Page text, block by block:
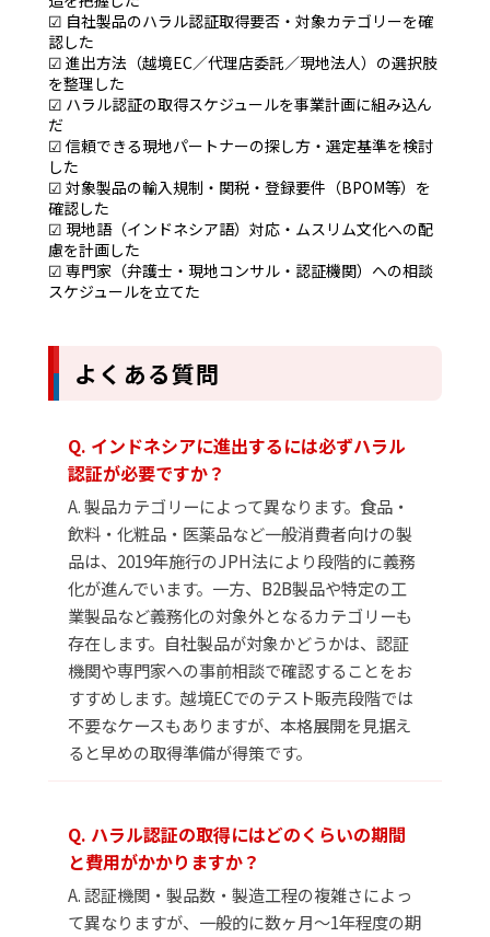
☑ 自社製品のハラル認証取得要否・対象カテゴリーを確
認した
☑ 進出方法（越境EC／代理店委託／現地法人）の選択肢
を整理した
☑ ハラル認証の取得スケジュールを事業計画に組み込ん
だ
☑ 信頼できる現地パートナーの探し方・選定基準を検討
した
☑ 対象製品の輸入規制・関税・登録要件（BPOM等）を
確認した
☑ 現地語（インドネシア語）対応・ムスリム文化への配
慮を計画した
☑ 専門家（弁護士・現地コンサル・認証機関）への相談
スケジュールを立てた
よくある質問
Q. インドネシアに進出するには必ずハラル
認証が必要ですか？
A. 製品カテゴリーによって異なります。食品・
飲料・化粧品・医薬品など一般消費者向けの製
品は、2019年施行のJPH法により段階的に義務
化が進んでいます。一方、B2B製品や特定の工
業製品など義務化の対象外となるカテゴリーも
存在します。自社製品が対象かどうかは、認証
機関や専門家への事前相談で確認することをお
すすめします。越境ECでのテスト販売段階では
不要なケースもありますが、本格展開を見据え
ると早めの取得準備が得策です。
Q. ハラル認証の取得にはどのくらいの期間
と費用がかかりますか？
A. 認証機関・製品数・製造工程の複雑さによっ
て異なりますが、一般的に数ヶ月〜1年程度の期